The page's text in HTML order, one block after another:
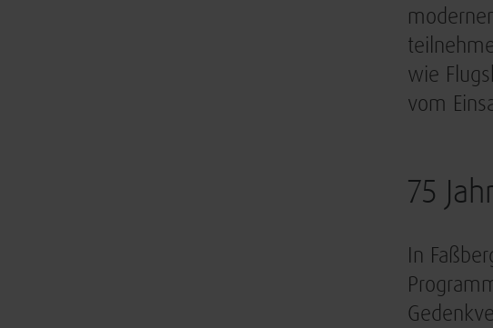
wie
vom
75
In